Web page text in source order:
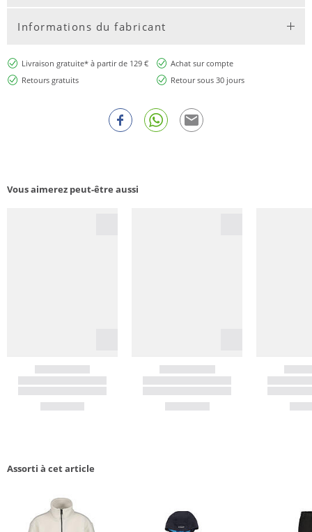
Informations du fabricant
Livraison gratuite* à partir de 129 €
Achat sur compte
Retours gratuits
Retour sous 30 jours
Vous aimerez peut-être aussi
Assorti à cet article